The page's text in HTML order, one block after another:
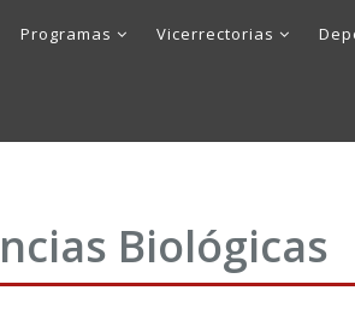
Programas Vicerrectorias
Biológicas